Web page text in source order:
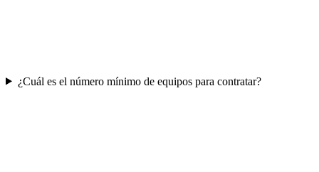
¿Cuál es el número mínimo de equipos para contratar?